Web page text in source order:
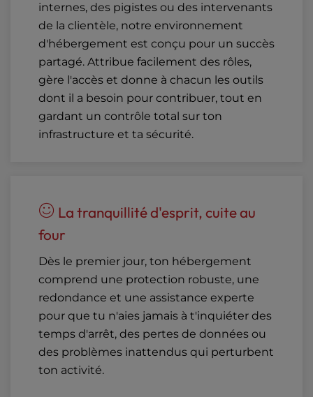
internes, des pigistes ou des intervenants
de la clientèle, notre environnement
d'hébergement est conçu pour un succès
partagé. Attribue facilement des rôles,
gère l'accès et donne à chacun les outils
dont il a besoin pour contribuer, tout en
gardant un contrôle total sur ton
infrastructure et ta sécurité.
La tranquillité d'esprit, cuite au
four
Dès le premier jour, ton hébergement
comprend une protection robuste, une
redondance et une assistance experte
pour que tu n'aies jamais à t'inquiéter des
temps d'arrêt, des pertes de données ou
des problèmes inattendus qui perturbent
ton activité.